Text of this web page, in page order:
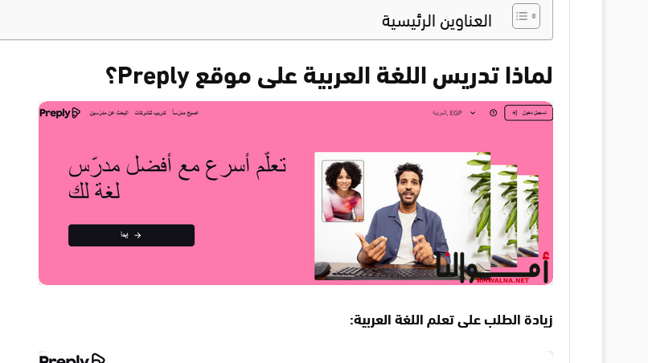
العناوين الرئيسية
لماذا تدريس اللغة العربية على موقعPreply؟
زيادة الطلب على تعلم اللغة العربية: